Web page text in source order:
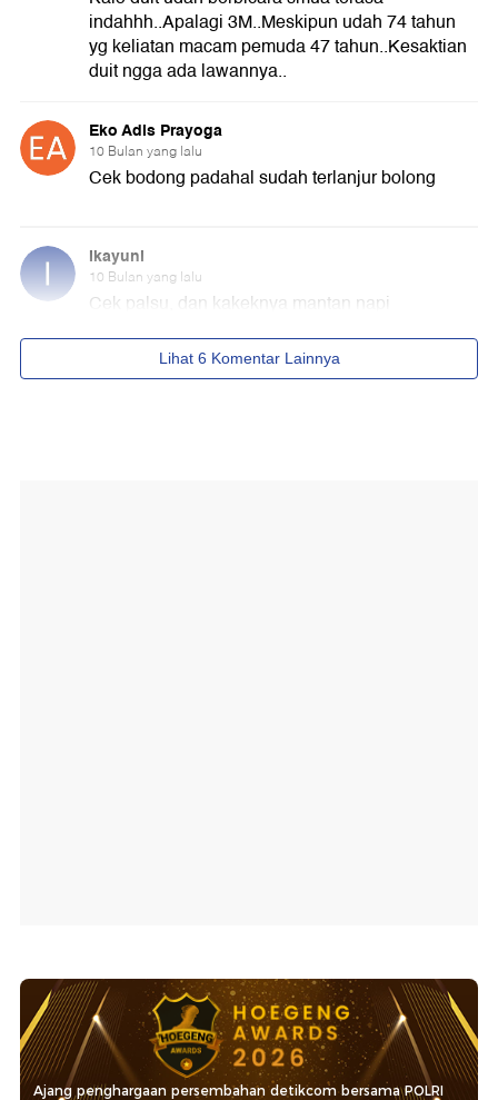
Ajang penghargaan persembahan detikcom bersama POLRI